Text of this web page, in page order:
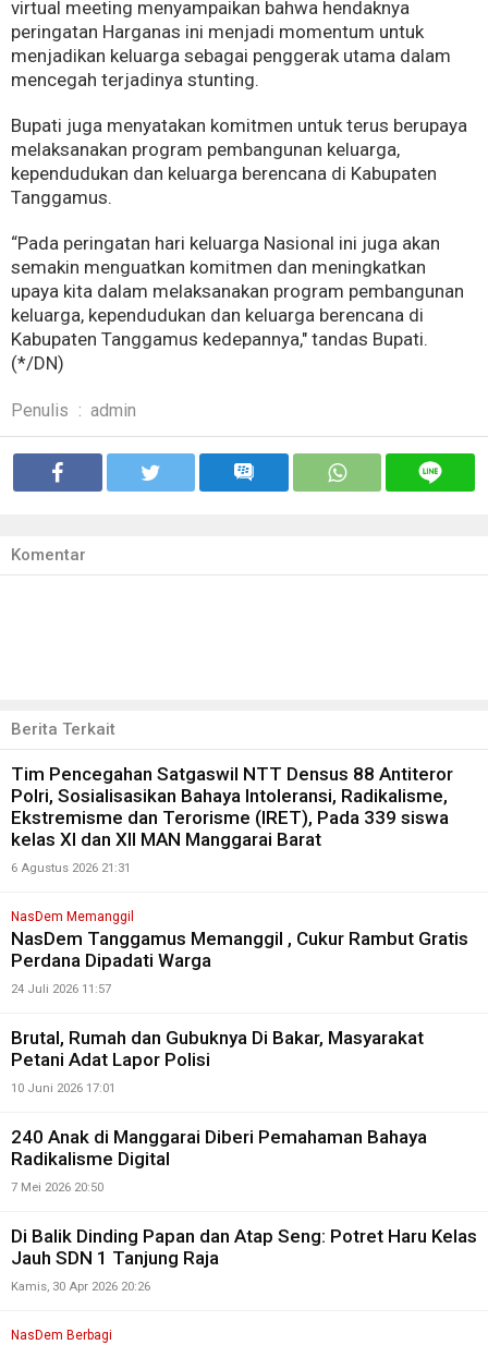
virtual meeting menyampaikan bahwa hendaknya
peringatan Harganas ini menjadi momentum untuk
menjadikan keluarga sebagai penggerak utama dalam
mencegah terjadinya stunting.
Bupati juga menyatakan komitmen untuk terus berupaya
melaksanakan program pembangunan keluarga,
kependudukan dan keluarga berencana di Kabupaten
Tanggamus.
“Pada peringatan hari keluarga Nasional ini juga akan
semakin menguatkan komitmen dan meningkatkan
upaya kita dalam melaksanakan program pembangunan
keluarga, kependudukan dan keluarga berencana di
Kabupaten Tanggamus kedepannya," tandas Bupati.
(*/DN)
Penulis : admin
Komentar
Berita Terkait
Tim Pencegahan Satgaswil NTT Densus 88 Antiteror
Polri, Sosialisasikan Bahaya Intoleransi, Radikalisme,
Ekstremisme dan Terorisme (IRET), Pada 339 siswa
kelas XI dan XII MAN Manggarai Barat
6 Agustus 2026 21:31
NasDem Memanggil
NasDem Tanggamus Memanggil , Cukur Rambut Gratis
Perdana Dipadati Warga
24 Juli 2026 11:57
Brutal, Rumah dan Gubuknya Di Bakar, Masyarakat
Petani Adat Lapor Polisi
10 Juni 2026 17:01
240 Anak di Manggarai Diberi Pemahaman Bahaya
Radikalisme Digital
7 Mei 2026 20:50
Di Balik Dinding Papan dan Atap Seng: Potret Haru Kelas
Jauh SDN 1 Tanjung Raja
Kamis, 30 Apr 2026 20:26
NasDem Berbagi